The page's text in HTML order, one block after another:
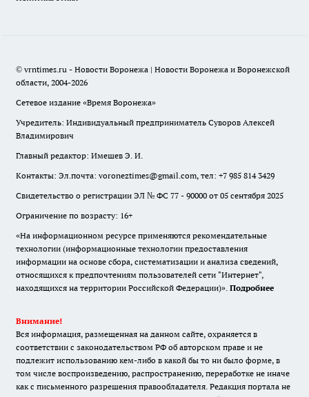
© vrntimes.ru - Новости Воронежа | Новости Воронежа и Воронежской
области, 2004-2026
Сетевое издание «Время Воронежа»
Учредитель: Индивидуальный предприниматель Суворов Алексей
Владимирович
Главный редактор: Имешев Э. И.
Контакты: Эл.почта: voroneztimes@gmail.com, тел: +7 985 814 3429
Свидетельство о регистрации ЭЛ № ФС 77 - 90000 от 05 сентября 2025
Ограничение по возрасту: 16+
«На информационном ресурсе применяются рекомендательные
технологии (информационные технологии предоставления
информации на основе сбора, систематизации и анализа сведений,
относящихся к предпочтениям пользователей сети "Интернет",
находящихся на территории Российской Федерации)». Подробнее
Внимание!
Вся информация, размещенная на данном сайте, охраняется в
соответствии с законодательством РФ об авторском праве и не
подлежит использованию кем-либо в какой бы то ни было форме, в
том числе воспроизведению, распространению, переработке не иначе
как с письменного разрешения правообладателя. Редакция портала не